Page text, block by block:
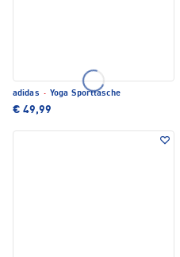
adidas · Yoga Sporttasche
€ 49,99